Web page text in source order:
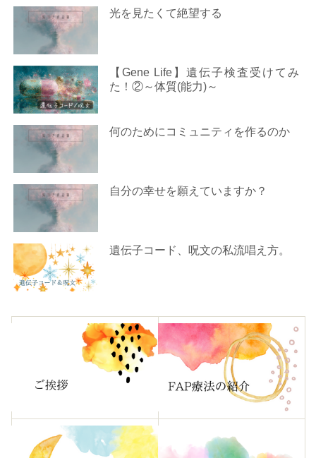
光を見たくて絶望する
【Gene Life】遺伝子検査受けてみ
た！②～体質(能力)～
何のためにコミュニティを作るのか
自分の幸せを願えていますか？
遺伝子コード、呪文の私流唱え方。